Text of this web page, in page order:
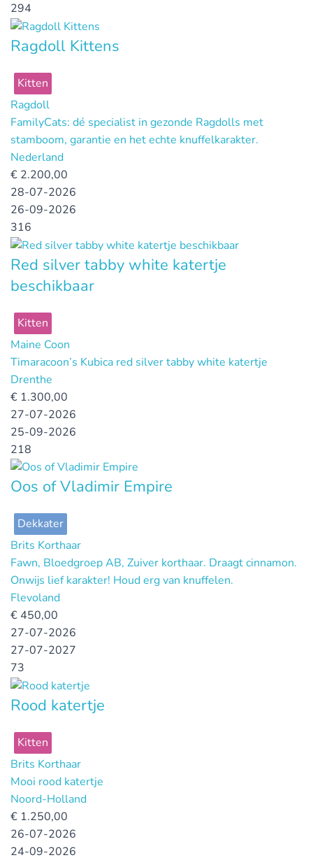
294
Ragdoll Kittens
Kitten
Ragdoll
FamilyCats: dé specialist in gezonde Ragdolls met
stamboom, garantie en het echte knuffelkarakter.
Nederland
€ 2.200,00
28-07-2026
26-09-2026
316
Red silver tabby white katertje
beschikbaar
Kitten
Maine Coon
Timaracoon’s Kubica red silver tabby white katertje
Drenthe
€ 1.300,00
27-07-2026
25-09-2026
218
Oos of Vladimir Empire
Dekkater
Brits Korthaar
Fawn, Bloedgroep AB, Zuiver korthaar. Draagt cinnamon.
Onwijs lief karakter! Houd erg van knuffelen.
Flevoland
€ 450,00
27-07-2026
27-07-2027
73
Rood katertje
Kitten
Brits Korthaar
Mooi rood katertje
Noord-Holland
€ 1.250,00
26-07-2026
24-09-2026